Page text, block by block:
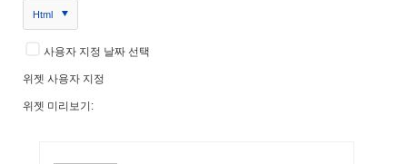
Html
사용자 지정 날짜 선택
위젯 사용자 지정
위젯 미리보기: